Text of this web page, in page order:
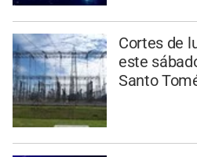
Cortes de
este
Santo